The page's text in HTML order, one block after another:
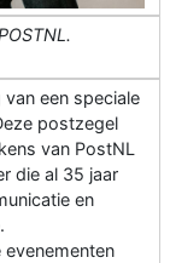
een speciale
postzegel
van PostNL
die al 35 jaar
en
evenementen